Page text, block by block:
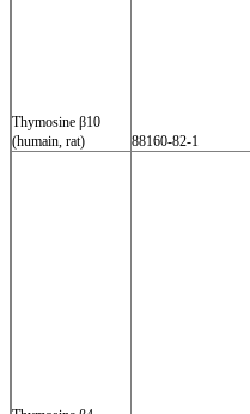
Thymosine β10
(humain, rat)
88160-82-1